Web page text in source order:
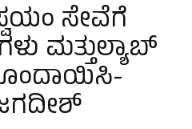
ಸೇವೆಗೆ
ಮತ್ತುಲ್ಯಾಬ್